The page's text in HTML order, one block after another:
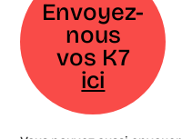
Envoyez-
nous
vos K7
ici